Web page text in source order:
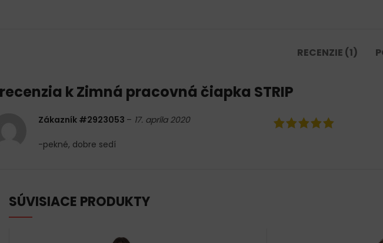
RECENZIE (1)
recenzia kZimná pracovná čiapka STRIP
Zákazník #2923053 – 17. apríla 2020
-pekné, dobre sedí
SÚVISIACE PRODUKTY